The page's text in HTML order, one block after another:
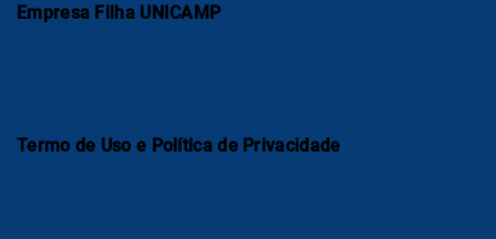
Empresa Filha UNICAMP
Termo de Uso e Política de Privacidade